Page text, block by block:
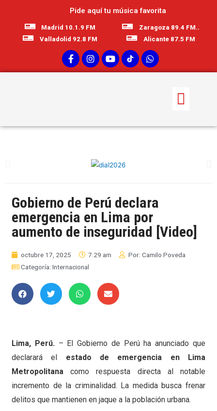
Pide aquí tu música favorita
Madrid 10.1.9 FM
Valladolid 92.8 FM
Zaragoza 89.4 FM..
Alicante 87.5 FM
Gobierno de Perú declara
emergencia en Lima por
aumento de inseguridad [Video]
octubre 17, 2025 7:29 am Por: Camilo Poveda
Categoría: Internacional
Lima, Perú. – El Gobierno de Perú ha anunciado que
declarará el estado de emergencia en Lima
Metropolitana como respuesta directa al notable
incremento de la criminalidad. La medida busca frenar
delitos que mantienen en jaque a la población urbana.